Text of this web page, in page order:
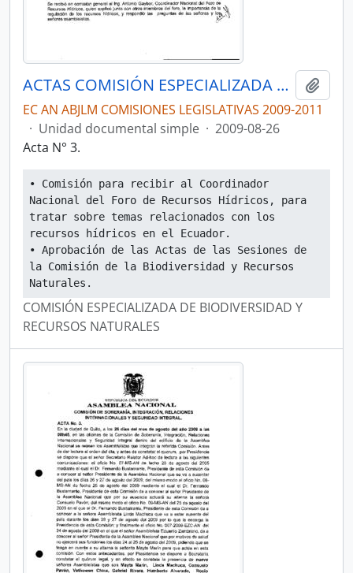
ACTAS COMISIÓN ESPECIALIZADA PERMANENTE DE BIODIVERSIDAD Y RECURSOS NATURALES
EC AN ABJLM COMISIONES LEGISLATIVAS 2009-2011
· Unidad documental simple · 2009-08-26
Acta N° 3.
• Comisión para recibir al Coordinador
Nacional del Foro de Recursos Hídricos, para
tratar sobre temas relacionados con los
recursos hídricos en el Ecuador.
• Aprobación de las Actas de las Sesiones de
la Comisión de la Biodiversidad y Recursos
Naturales.
COMISIÓN ESPECIALIZADA DE BIODIVERSIDAD Y
RECURSOS NATURALES